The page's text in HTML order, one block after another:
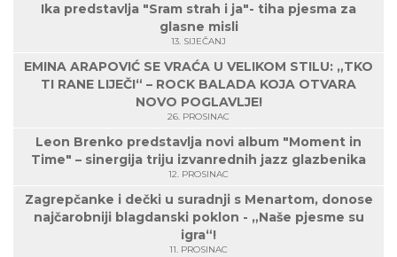
Ika predstavlja "Sram strah i ja"- tiha pjesma za
glasne misli
13. SIJEČANJ
EMINA ARAPOVIĆ SE VRAĆA U VELIKOM STILU: „TKO
TI RANE LIJEČI“ – ROCK BALADA KOJA OTVARA
NOVO POGLAVLJE!
26. PROSINAC
Leon Brenko predstavlja novi album "Moment in
Time" – sinergija triju izvanrednih jazz glazbenika
12. PROSINAC
Zagrepčanke i dečki u suradnji s Menartom, donose
najčarobniji blagdanski poklon - „Naše pjesme su
igra“!
11. PROSINAC